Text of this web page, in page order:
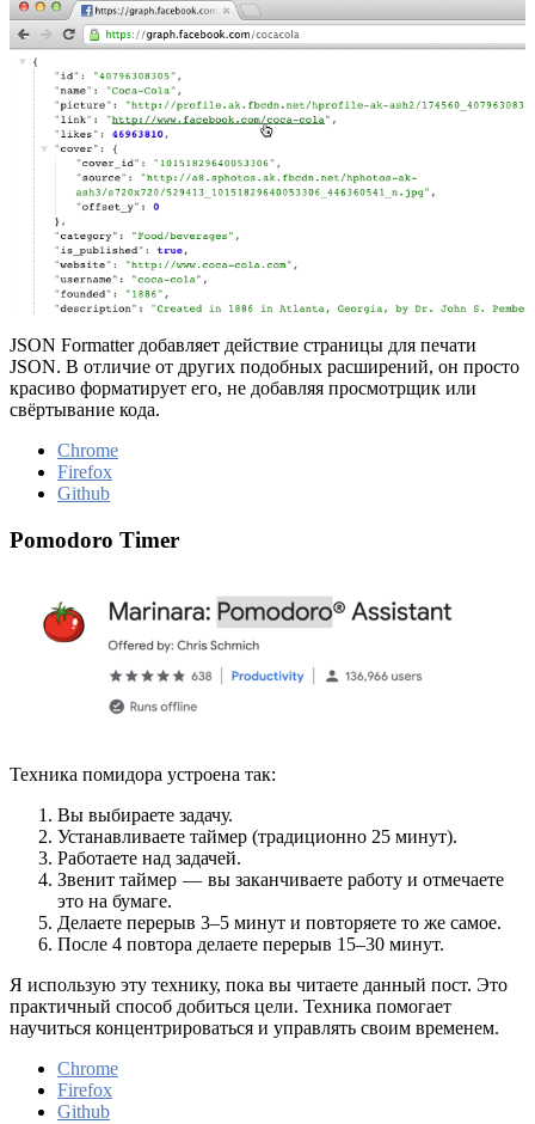
JSON Formatter добавляет действие страницы для печати
JSON. В отличие от других подобных расширений, он просто
красиво форматирует его, не добавляя просмотрщик или
свёртывание кода.
Chrome
Firefox
Github
Pomodoro Timer
Техника помидора устроена так:
Вы выбираете задачу.
Устанавливаете таймер (традиционно 25 минут).
Работаете над задачей.
Звенит таймер — вы заканчиваете работу и отмечаете
это на бумаге.
Делаете перерыв 3–5 минут и повторяете то же самое.
После 4 повтора делаете перерыв 15–30 минут.
Я использую эту технику, пока вы читаете данный пост. Это
практичный способ добиться цели. Техника помогает
научиться концентрироваться и управлять своим временем.
Chrome
Firefox
Github